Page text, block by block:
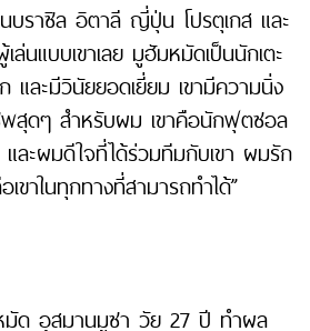
นบราซิล อิตาลี ญี่ปุ่น โปรตุเกส และ
ล่นแบบเขาเลย มูฮัมหมัดเป็นนักเตะ
และมีวินัยยอดเยี่ยม เขามีความนิ่ง
พสุดๆ สำหรับผม เขาคือนักฟุตซอล
และผมดีใจที่ได้ร่วมทีมกับเขา ผมรัก
เขาในทุกทางที่สามารถทำได้”
มัด อุสมานมูซา วัย 27 ปี ทำผล